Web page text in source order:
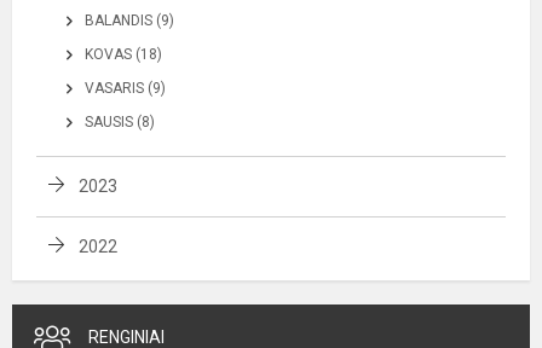
BALANDIS (9)
KOVAS (18)
VASARIS (9)
SAUSIS (8)
2023
2022
RENGINIAI